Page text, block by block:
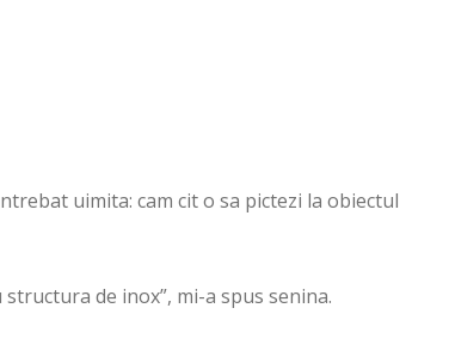
uimita: cam cit o sa pictezi la obiectul
de inox”, mi-a spus senina.